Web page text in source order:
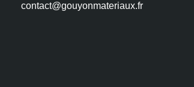
contact@gouyonmateriaux.fr